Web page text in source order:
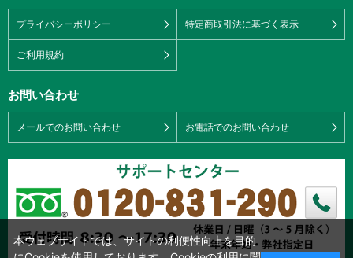
プライバシーポリシー 特定商取引法に基づく表示
ご利用規約
お問い合わせ
メールでのお問い合わせ お電話でのお問い合わせ
本ウェブサイトでは、サイトの利便性向上を目的